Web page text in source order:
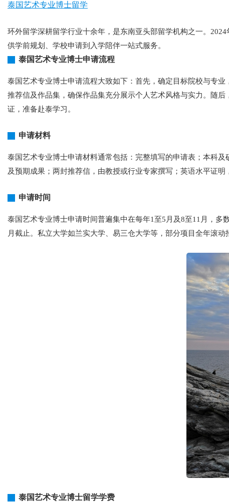
泰国艺术专业博士留学
环外留学深耕留学行业十余年，是东南亚头部留学机构之一。
供学前规划、学校申请到入学陪伴一站式服务。
泰国艺术专业博士申请流程
泰国艺术专业博士申请流程大致如下：首先，确定目标院校与专
推荐信及作品集，确保作品集充分展示个人艺术风格与实力。随
证，准备赴泰学习。
申请材料
泰国艺术专业博士申请材料通常包括：完整填写的申请表；本科
及预期成果；两封推荐信，由教授或行业专家撰写；英语水平证
申请时间
泰国艺术专业博士申请时间普遍集中在每年1至5月及8至11月，
月截止。私立大学如兰实大学、易三仓大学等，部分项目全年滚动
泰国艺术专业博士留学学费